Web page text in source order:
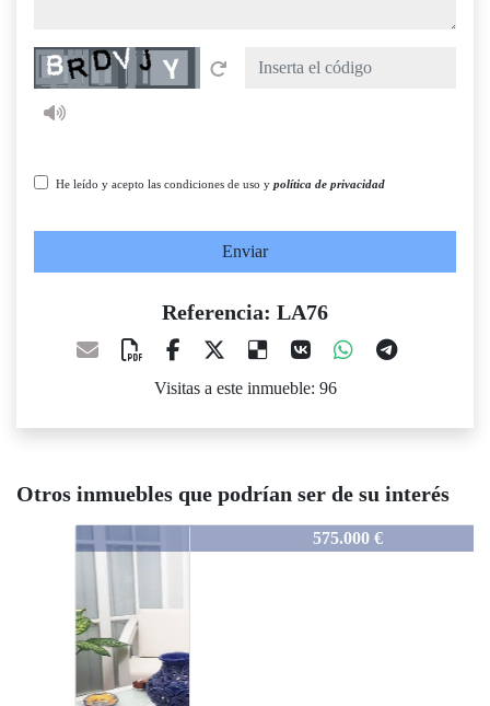
Captcha
He leído y acepto las condiciones de uso y política de privacidad
Enviar
Referencia: LA76
Visitas a este inmueble: 96
Otros inmuebles que podrían ser de su interés
LA76